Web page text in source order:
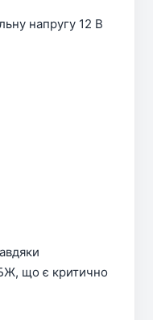
напругу 12 В
що є критично